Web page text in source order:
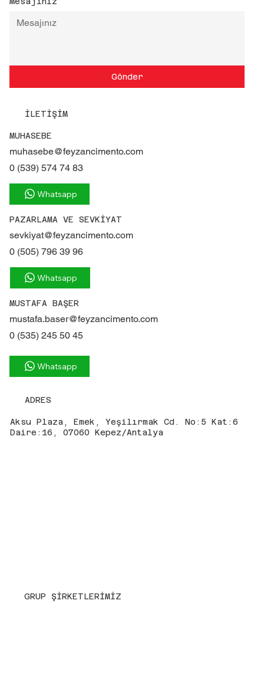
Gönder
İLETİŞİM
MUHASEBE
muhasebe@feyzancimento.com
0 (539) 574 74 83
Whatsapp
PAZARLAMA VE SEVKİYAT
sevkiyat@feyzancimento.com
0 (505) 796 39 96
Whatsapp
MUSTAFA BAŞER
mustafa.baser@feyzancimento.com
0 (535) 245 50 45
Whatsapp
ADRES
Aksu Plaza, Emek, Yeşilırmak Cd. No:5 Kat:6
Daire:16, 07060 Kepez/Antalya
GRUP ŞİRKETLERİMİZ